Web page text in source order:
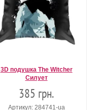
3D подушка The Witcher
Силует
385 грн.
Артикул: 284741-ua